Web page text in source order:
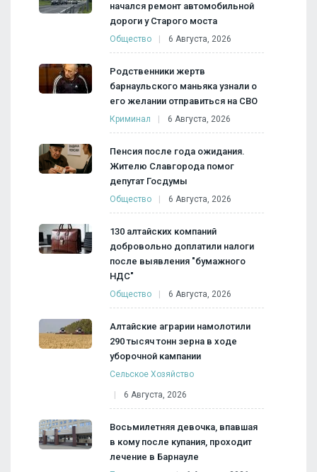
начался ремонт автомобильной
дороги у Старого моста
Общество 6 Августа, 2026
Родственники жертв
барнаульского маньяка узнали о
его желании отправиться на СВО
Криминал 6 Августа, 2026
Пенсия после года ожидания.
Жителю Славгорода помог
депутат Госдумы
Общество 6 Августа, 2026
130 алтайских компаний
добровольно доплатили налоги
после выявления "бумажного
НДС"
Общество 6 Августа, 2026
Алтайские аграрии намолотили
290 тысяч тонн зерна в ходе
уборочной кампании
Сельское Хозяйство
6 Августа, 2026
Восьмилетняя девочка, впавшая
в кому после купания, проходит
лечение в Барнауле